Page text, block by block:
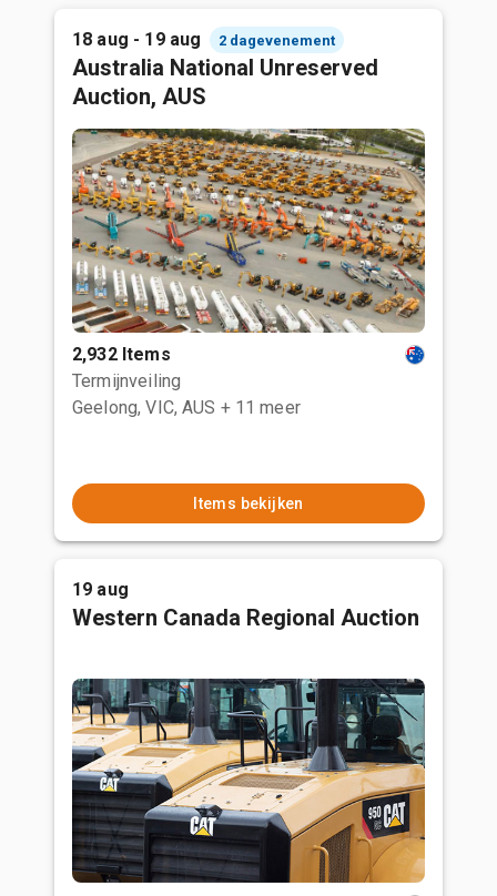
18 aug - 19 aug 2 dagevenement
Australia National Unreserved
Auction, AUS
2,932 Items
Termijnveiling
Geelong, VIC, AUS + 11 meer
Items bekijken
19 aug
Western Canada Regional Auction